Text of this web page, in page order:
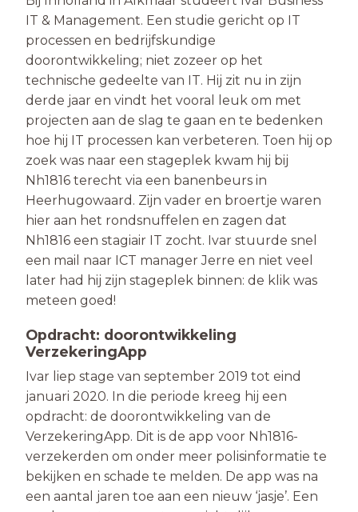
IT & Management. Een studie gericht op IT
processen en bedrijfskundige
doorontwikkeling; niet zozeer op het
technische gedeelte van IT. Hij zit nu in zijn
derde jaar en vindt het vooral leuk om met
projecten aan de slag te gaan en te bedenken
hoe hij IT processen kan verbeteren. Toen hij op
zoek was naar een stageplek kwam hij bij
Nh1816 terecht via een banenbeurs in
Heerhugowaard. Zijn vader en broertje waren
hier aan het rondsnuffelen en zagen dat
Nh1816 een stagiair IT zocht. Ivar stuurde snel
een mail naar ICT manager Jerre en niet veel
later had hij zijn stageplek binnen: de klik was
meteen goed!
Opdracht: doorontwikkeling
VerzekeringApp
Ivar liep stage van september 2019 tot eind
januari 2020. In die periode kreeg hij een
opdracht: de doorontwikkeling van de
VerzekeringApp. Dit is de app voor Nh1816-
verzekerden om onder meer polisinformatie te
bekijken en schade te melden. De app was na
een aantal jaren toe aan een nieuw ‘jasje’. Een